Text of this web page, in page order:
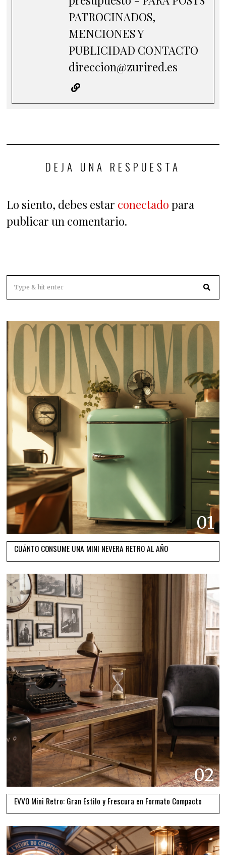
PATROCINADOS,
MENCIONES Y
PUBLICIDAD CONTACTO
direccion@zurired.es
DEJA UNA RESPUESTA
Lo siento, debes estar conectado para
publicar un comentario.
01
CUÁNTO CONSUME UNA MINI NEVERA RETRO AL AÑO
02
EVVO Mini Retro: Gran Estilo y Frescura en Formato Compacto